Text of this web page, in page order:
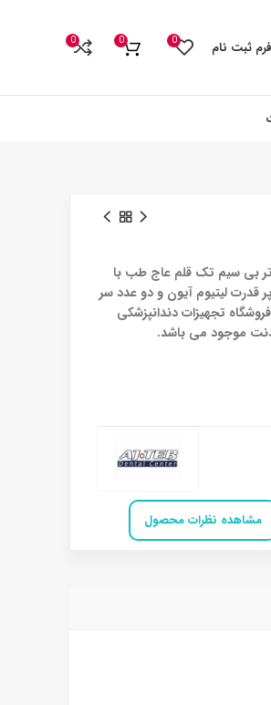
ثبت نام 0
0
0
بی سیم تک قلم عاج طب با
قدرت لیتیوم آیون و دو عدد سر
تجهیزات دندانپزشکی
موجود می باشد.
مشاهده نظرات محصول